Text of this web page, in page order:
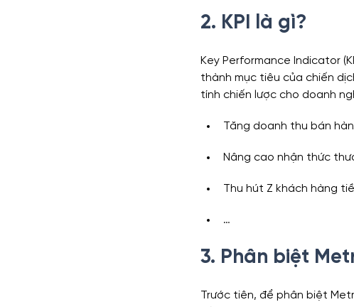
2. KPI là gì?
Key Performance Indicator
thành mục tiêu của chiến
tính chiến lược cho doanh
Tăng doanh thu bán
Nâng cao nhận thức
Thu hút Z khách hàng
…
3. Phân biệt
Trước tiên, để phân biệt